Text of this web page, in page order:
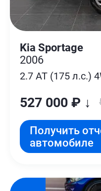
Kia Sportage
2006
2.7 AT (175 л.с.)
527 000 ₽ ↓
Получить
автомобиле